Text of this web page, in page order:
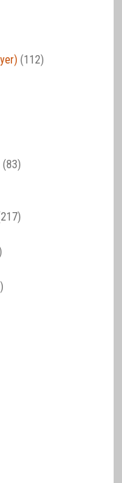
(112)
(83)